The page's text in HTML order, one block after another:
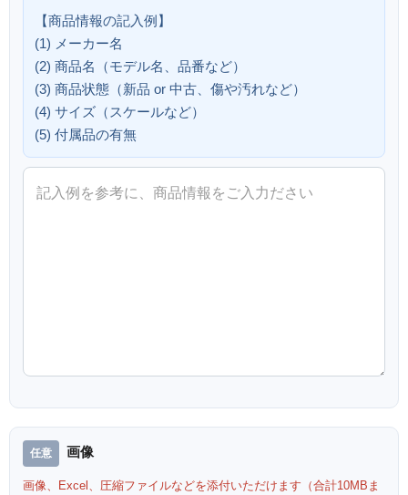
【商品情報の記入例】
(1) メーカー名
(2) 商品名（モデル名、品番など）
(3) 商品状態（新品 or 中古、傷や汚れなど）
(4) サイズ（スケールなど）
(5) 付属品の有無
画像
画像、Excel、圧縮ファイルなどを添付いただけます（合計10MBま